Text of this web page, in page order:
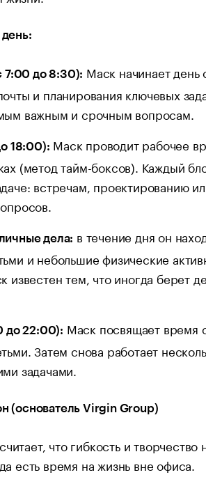
день:
7:00 до 8:30): Маск начинает день
и планирования ключевых
важным и срочным вопросам.
18:00): Маск проводит рабочее
(метод тайм-боксов). Каждый
встречам, проектированию
дела: в течение дня он
и небольшие физические
известен тем, что иногда берет
до 22:00): Маск посвящает время
Затем снова работает
задачами.
(основатель Virgin Group)
что гибкость и
есть время на жизнь вне офиса.